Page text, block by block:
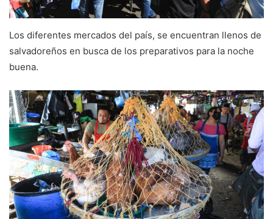
Los diferentes mercados del país, se encuentran llenos de
salvadoreños en busca de los preparativos para la noche
buena.